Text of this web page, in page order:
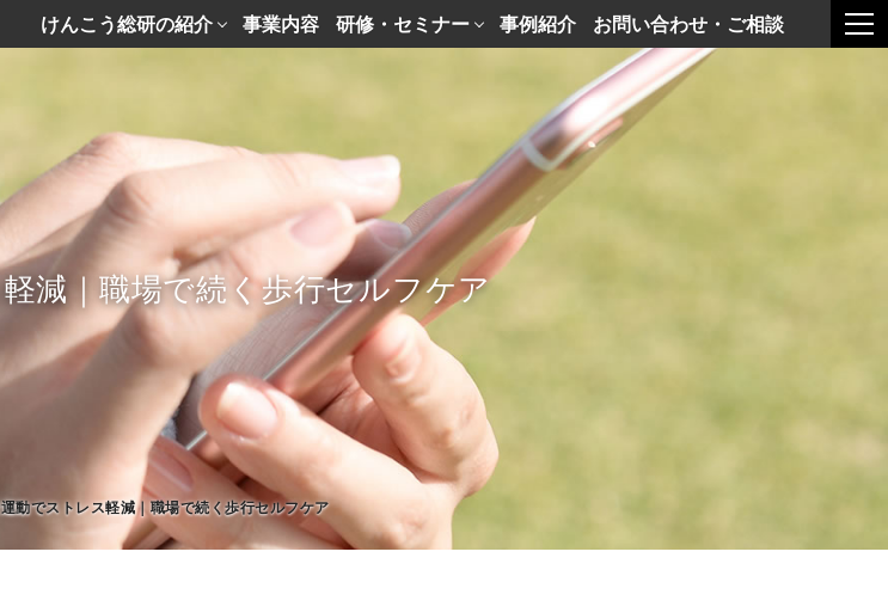
けんこう総研の紹介 事業内容 研修・セミナー 事例紹介 お問い合わせ・ご相談
減｜職場で続く歩行セルフケア
動でストレス軽減｜職場で続く歩行セルフケア